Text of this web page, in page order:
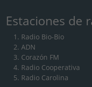
Estaciones de
Radio Bio-Bio
ADN
Corazón FM
Radio Cooperativa
Radio Carolina